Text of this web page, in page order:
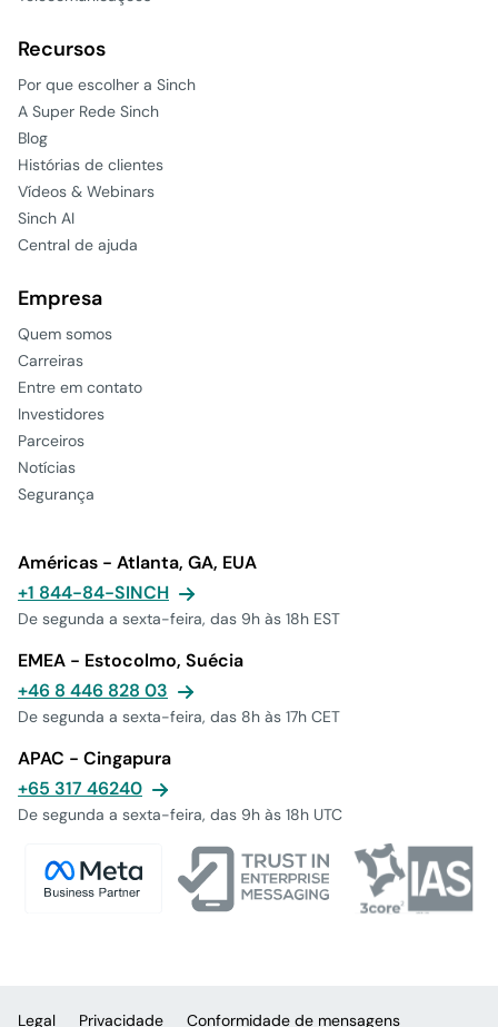
Recursos
Por que escolher a Sinch
A Super Rede Sinch
Blog
Histórias de clientes
Vídeos & Webinars
Sinch AI
Central de ajuda
Empresa
Quem somos
Carreiras
Entre em contato
Investidores
Parceiros
Notícias
Segurança
Américas - Atlanta, GA, EUA
+1 844-84-SINCH
De segunda a sexta-feira, das 9h às 18h EST
EMEA - Estocolmo, Suécia
+46 8 446 828 03
De segunda a sexta-feira, das 8h às 17h CET
APAC - Cingapura
+65 317 46240
De segunda a sexta-feira, das 9h às 18h UTC
Legal Privacidade Conformidade de mensagens